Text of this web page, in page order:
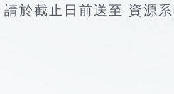
請於截止日前送至 資源